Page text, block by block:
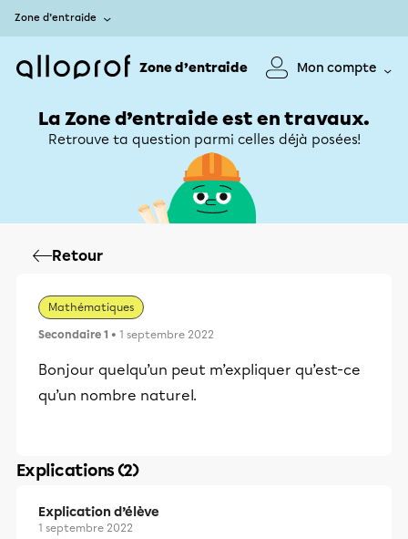
Zone d’entraide
Zone d’entraide Mon compte
La Zone d’entraide est en travaux.
Retrouve ta question parmi celles déjà posées!
Retour
Mathématiques
Secondaire 1 • 1 septembre 2022
Bonjour quelqu’un peut m’expliquer qu’est-ce
qu’un nombre naturel.
Explications (2)
Explication d’élève
1 septembre 2022